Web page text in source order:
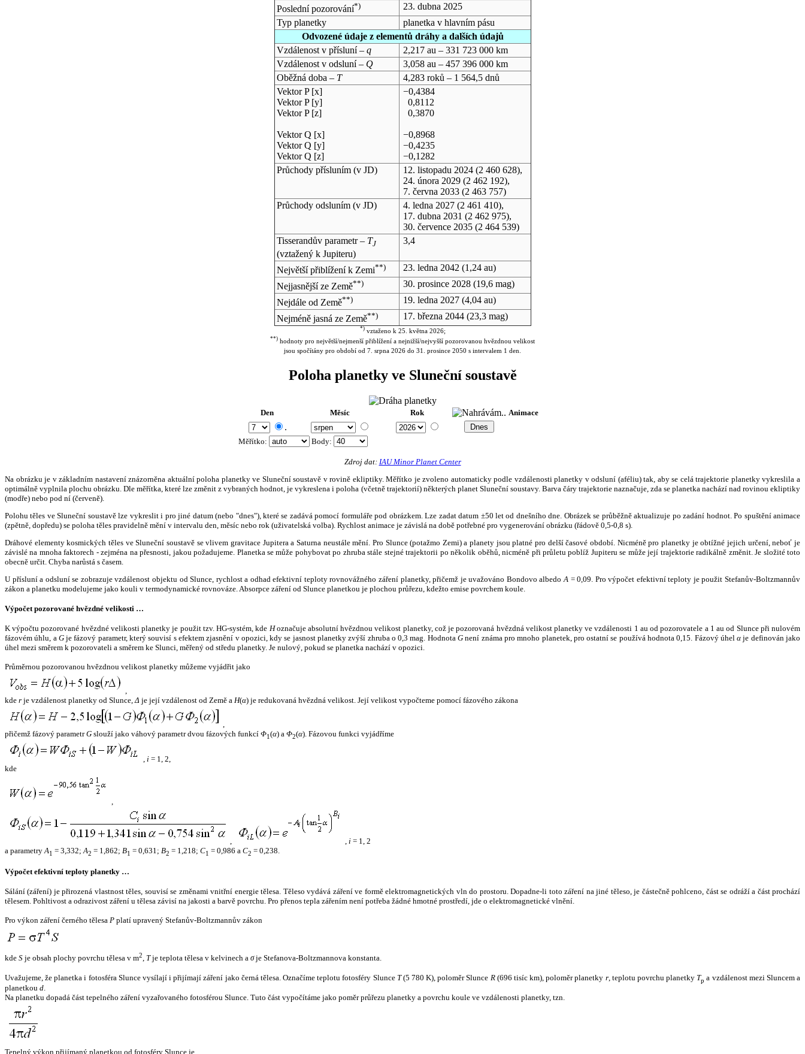
Poslední pozorování*)
23. dubna 2025
Typ planetky
planetka v hlavním pásu
Odvozené údaje z elementů dráhy a dalších údajů
Vzdálenost v přísluní – q
2,217 au – 331 723 000 km
Vzdálenost v odsluní – Q
3,058 au – 457 396 000 km
Oběžná doba – T
4,283 roků – 1 564,5 dnů
Vektor P [x]
Vektor P [y]
Vektor P [z]
Vektor Q [x]
Vektor Q [y]
Vektor Q [z]
−0,4384
0,8112
0,3870
−0,8968
−0,4235
−0,1282
Průchody přísluním (v JD) 12. listopadu 2024(2 460 628),
24. února 2029(2 462 192),
7. června 2033(2 463 757)
Průchody odsluním (v JD) 4. ledna 2027(2 461 410),
17. dubna 2031 (2 462 975),
30. července 2035(2 464 539)
Tisserandův parametr – TJ
(vztažený k Jupiteru)
3,4
Největší přiblížení k Zemi**) 23. ledna 2042 (1,24 au)
Nejjasnější ze Země**) 30. prosince 2028(19,6 mag)
Nejdále od Země**) 19. ledna 2027(4,04 au)
Nejméně jasná ze Země**) 17. března 2044(23,3 mag)
*)vztaženo k 25. května 2026;
**) hodnoty pro největší/nejmenší přiblížení a nejnižší/nejvyšší pozorovanou hvězdnou velikost
jsou spočítány pro období od 7. srpna 2026 do 31. prosince 2050 s intervalem 1 den.
Poloha planetky ve Sluneční soustavě
Den Měsíc Rok Animace
.
Měřítko: Body:
Zdroj dat: IAU Minor Planet Center
Na obrázku je v základním nastavení znázorněna aktuální poloha planetky ve Sluneční soustavě v rovině ekliptiky. Měřítko je zvoleno automaticky podle vzdálenosti planetky v odsluní (aféliu) tak, aby se celá trajektorie planetky vykreslila a
optimálně vyplnila plochu obrázku. Dle měřítka, které lze změnit z vybraných hodnot, je vykreslena i poloha (včetně trajektorií) některých planet Sluneční soustavy. Barva čáry trajektorie naznačuje, zda se planetka nachází nad rovinou ekliptiky
(modře) nebo pod ní (červeně).
Polohu těles ve Sluneční soustavě lze vykreslit i pro jiné datum (nebo "dnes"), které se zadává pomocí formuláře pod obrázkem. Lze zadat datum ±50 let od dnešního dne. Obrázek se průběžně aktualizuje po zadání hodnot. Po spuštění animace
(zpětně, dopředu) se poloha těles pravidelně mění v intervalu den, měsíc nebo rok (uživatelská volba). Rychlost animace je závislá na době potřebné pro vygenerování obrázku (řádově 0,5-0,8 s).
Dráhové elementy kosmických těles ve Sluneční soustavě se vlivem gravitace Jupitera a Saturna neustále mění. Pro Slunce (potažmo Zemi) a planety jsou platné pro delší časové období. Nicméně pro planetky je obtížné jejich určení, neboť je
závislé na mnoha faktorech - zejména na přesnosti, jakou požadujeme. Planetka se může pohybovat po zhruba stále stejné trajektorii po několik oběhů, nicméně při průletu poblíž Jupiteru se může její trajektorie radikálně změnit. Je složité toto
obecně určit. Chyba narůstá s časem.
U přísluní a odsluní se zobrazuje vzdálenost objektu od Slunce, rychlost a odhad efektivní teploty rovnovážného záření planetky, přičemž je uvažováno Bondovo albedo A = 0,09. Pro výpočet efektivní teploty je použit Stefanův-Boltzmannův
zákon a planetku modelujeme jako kouli v termodynamické rovnováze. Absorpce záření od Slunce planetkou je plochou průřezu, kdežto emise povrchem koule.
Výpočet pozorované hvězdné velikosti …
K výpočtu pozorované hvězdné velikosti planetky je použit tzv. HG-systém, kde Hoznačuje absolutní hvězdnou velikost planetky, což je pozorovaná hvězdná velikost planetky ve vzdálenosti 1 au od pozorovatele a 1 au od Slunce při nulovém
fázovém úhlu, a Gje fázový parametr, který souvisí s efektem zjasnění v opozici, kdy se jasnost planetky zvýší zhruba o 0,3 mag. HodnotaG není známa pro mnoho planetek, pro ostatní se používá hodnota 0,15. Fázový úhelα je definován jako
úhel mezi směrem k pozorovateli a směrem ke Slunci, měřený od středu planetky. Je nulový, pokud se planetka nachází v opozici.
Průměrnou pozorovanou hvězdnou velikost planetky můžeme vyjádřit jako
,
kde r je vzdálenost planetky od Slunce,Δ je její vzdálenost od Země a H(α) je redukovaná hvězdná velikost. Její velikost vypočteme pomocí fázového zákona
,
přičemž fázový parametrG slouží jako váhový parametr dvou fázových funkcí Φ1(α) a Φ2(α). Fázovou funkci vyjádříme
, i = 1, 2,
kde
,
, , i = 1, 2
a parametryA1 = 3,332;A2 = 1,862; B1 = 0,631; B2 = 1,218; C1 = 0,986 a C2 = 0,238.
Výpočet efektivní teploty planetky …
Sálání (záření) je přirozená vlastnost těles, souvisí se změnami vnitřní energie tělesa. Těleso vydává záření ve formě elektromagnetických vln do prostoru. Dopadne-li toto záření na jiné těleso, je částečně pohlceno, část se odráží a část prochází
tělesem. Pohltivost a odrazivost záření u tělesa závisí na jakosti a barvě povrchu. Pro přenos tepla zářením není potřeba žádné hmotné prostředí, jde o elektromagnetické vlnění.
Pro výkon záření černého tělesa P platí upravený Stefanův-Boltzmannův zákon
kde S je obsah plochy povrchu tělesa v m2, Tje teplota tělesa v kelvinech a σje Stefanova-Boltzmannova konstanta.
Uvažujeme, že planetka i fotosféra Slunce vysílají i přijímají záření jako černá tělesa. Označíme teplotu fotosféry Slunce T(5 780 K), poloměr Slunce R(696 tisíc km), poloměr planetky r, teplotu povrchu planetky Tp a vzdálenost mezi Sluncem a
planetkou d.
Na planetku dopadá část tepelného záření vyzařovaného fotosférou Slunce. Tuto část vypočítáme jako poměr průřezu planetky a povrchu koule ve vzdálenosti planetky, tzn.
Tepelný výkon přijímaný planetkou od fotosféry Slunce je